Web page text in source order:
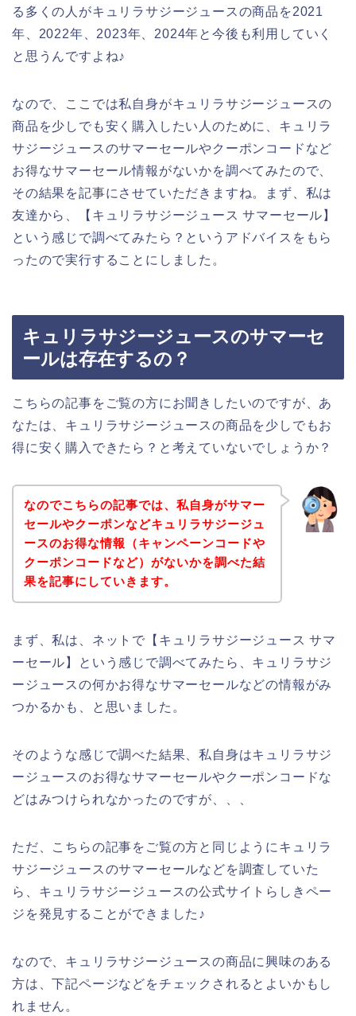
る多くの人がキュリラサジージュースの商品を2021
年、2022年、2023年、2024年と今後も利用していく
と思うんですよね♪
なので、ここでは私自身がキュリラサジージュースの
商品を少しでも安く購入したい人のために、キュリラ
サジージュースのサマーセールやクーポンコードなど
お得なサマーセール情報がないかを調べてみたので、
その結果を記事にさせていただきますね。まず、私は
友達から、【キュリラサジージュース サマーセール】
という感じで調べてみたら？というアドバイスをもら
ったので実行することにしました。
キュリラサジージュースのサマーセ
ールは存在するの？
こちらの記事をご覧の方にお聞きしたいのですが、あ
なたは、キュリラサジージュースの商品を少しでもお
得に安く購入できたら？と考えていないでしょうか？
なのでこちらの記事では、私自身がサマー
セールやクーポンなどキュリラサジージュ
ースのお得な情報（キャンペーンコードや
クーポンコードなど）がないかを調べた結
果を記事にしていきます。
まず、私は、ネットで【キュリラサジージュース サマ
ーセール】という感じで調べてみたら、キュリラサジ
ージュースの何かお得なサマーセールなどの情報がみ
つかるかも、と思いました。
そのような感じで調べた結果、私自身はキュリラサジ
ージュースのお得なサマーセールやクーポンコードな
どはみつけられなかったのですが、、、
ただ、こちらの記事をご覧の方と同じようにキュリラ
サジージュースのサマーセールなどを調査していた
ら、キュリラサジージュースの公式サイトらしきペー
ジを発見することができました♪
なので、キュリラサジージュースの商品に興味のある
方は、下記ページなどをチェックされるとよいかもし
れません。